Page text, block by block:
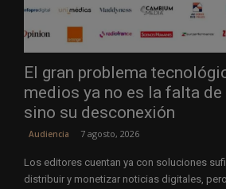
El gran problema
medios ya no es la falta de
sino su desconexión
Audiencia 7 agosto, 2026
Los editores cuentan ya con soluciones
distribuir y monetizar noticias digitales,